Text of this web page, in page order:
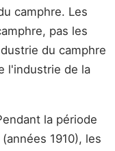
camphre. Les
pas les
du camphre
l'industrie de la
la période
1910), les